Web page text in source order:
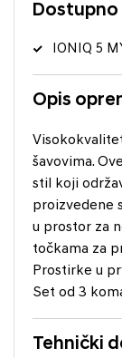
Dostupno
IONIQ 5
Opis
šavovima.
stil koji
proizvedene
u prostor za
točkama za
Prostirke u
Set od 3
Tehnički